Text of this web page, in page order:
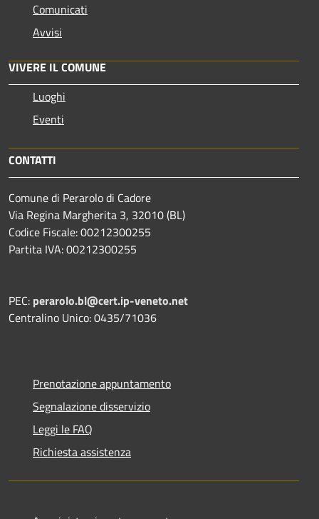
Comunicati
Avvisi
VIVERE IL COMUNE
Luoghi
Eventi
CONTATTI
Comune di Perarolo di Cadore
Via Regina Margherita 3, 32010 (BL)
Codice Fiscale: 00212300255
Partita IVA: 00212300255
PEC: perarolo.bl@cert.ip-veneto.net
Centralino Unico: 0435/71036
Prenotazione appuntamento
Segnalazione disservizio
Leggi le FAQ
Richiesta assistenza